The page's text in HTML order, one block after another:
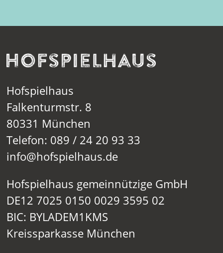
Hofspielhaus
Falkenturmstr. 8
80331 München
Telefon: 089 / 24 20 93 33
info@hofspielhaus.de
Hofspielhaus gemeinnützige GmbH
DE12 7025 0150 0029 3595 02
BIC: BYLADEM1KMS
Kreissparkasse München